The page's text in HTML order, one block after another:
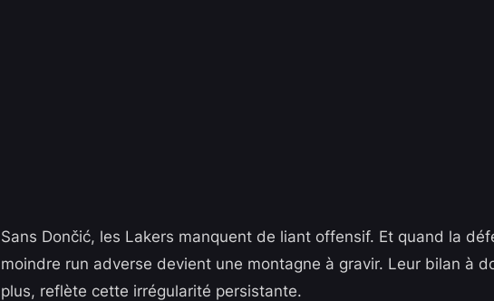
Sans Dončić, les Lakers manquent de liant offensif. Et quand la
moindre run adverse devient une montagne à gravir. Leur bilan à
plus, reflète cette irrégularité persistante.